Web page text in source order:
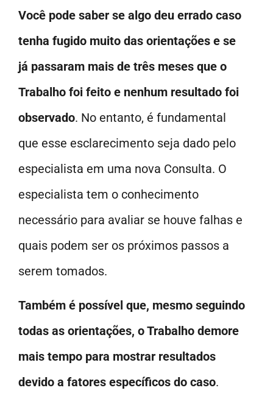
Você pode saber se algo deu errado caso
tenha fugido muito das orientações e se
já passaram mais de três meses que o
Trabalho foi feito e nenhum resultado foi
observado. No entanto, é fundamental
que esse esclarecimento seja dado pelo
especialista em uma nova Consulta. O
especialista tem o conhecimento
necessário para avaliar se houve falhas e
quais podem ser os próximos passos a
serem tomados.
Também é possível que, mesmo seguindo
todas as orientações, o Trabalho demore
mais tempo para mostrar resultados
devido a fatores específicos do caso.